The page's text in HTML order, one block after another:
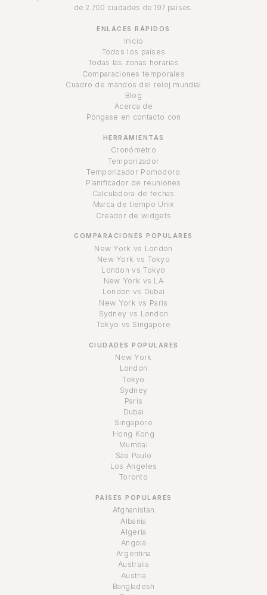
de 2.700 ciudades de 197 países.
ENLACES RÁPIDOS
Inicio
Todos los países
Todas las zonas horarias
Comparaciones temporales
Cuadro de mandos del reloj mundial
Blog
Acerca de
Póngase en contacto con
HERRAMIENTAS
Cronómetro
Temporizador
Temporizador Pomodoro
Planificador de reuniones
Calculadora de fechas
Marca de tiempo Unix
Creador de widgets
COMPARACIONES POPULARES
New York vs London
New York vs Tokyo
London vs Tokyo
New York vs LA
London vs Dubai
New York vs Paris
Sydney vs London
Tokyo vs Singapore
CIUDADES POPULARES
New York
London
Tokyo
Sydney
Paris
Dubai
Singapore
Hong Kong
Mumbai
São Paulo
Los Angeles
Toronto
PAÍSES POPULARES
Afghanistan
Albania
Algeria
Angola
Argentina
Australia
Austria
Bangladesh